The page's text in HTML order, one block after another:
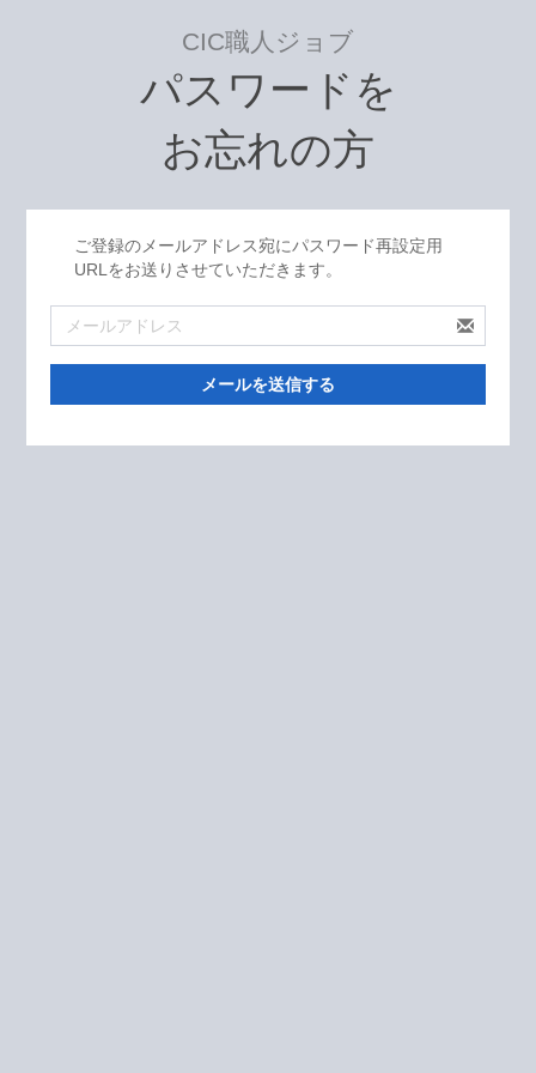
CIC職人ジョブ
パスワードを
お忘れの方
ご登録のメールアドレス宛にパスワード再設定用
URLをお送りさせていただきます。
メールを送信する